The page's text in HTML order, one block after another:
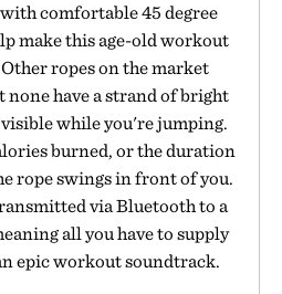
comfortable 45 degree
make this age-old workout
ropes on the market
have a strand of bright
while you're jumping.
burned, or the duration
rope swings in front of you.
via Bluetooth to a
all you have to supply
epic workout soundtrack.